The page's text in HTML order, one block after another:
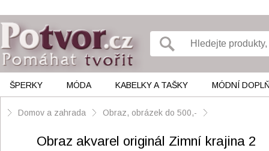
ŠPERKY MÓDA KABELKY A TAŠKY MÓDNÍ
Domov a zahrada Obraz, obrázek do 500,-
Obraz akvarel originál Zimní krajina 2